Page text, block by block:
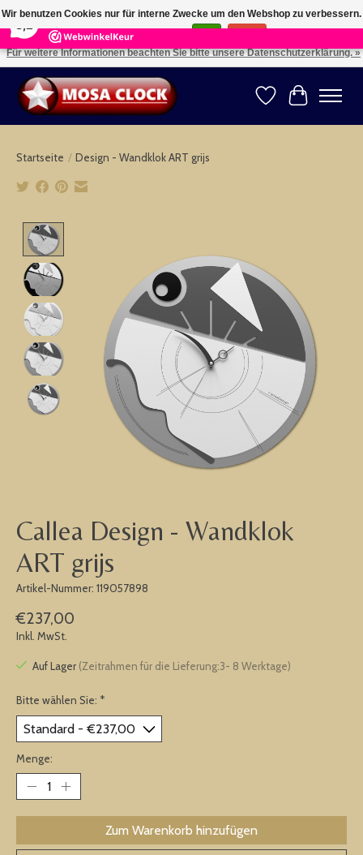
164 Reviews ×
Kies uw taal: NL -- Wählen Sie ihre Sprache: DE -- Choose your language: EN ⇓ ⇒
Wunschzettel
Ihr
Startseite / Design - Wandklok ART grijs
Callea Design - Wandklok
ART grijs
Artikel-Nummer: 119057898
€237,00
Inkl. MwSt.
Auf Lager (Zeitrahmen für die Lieferung:3- 8 Werktage)
Bitte wählen Sie: *
Menge:
Zum Warenkorb hinzufügen
Wir benutzen Cookies nur für interne Zwecke um den Webshop zu verbessern.
Ist das in Ordnung?
Für weitere Informationen beachten Sie bitte unsere Datenschutzerklärung. »